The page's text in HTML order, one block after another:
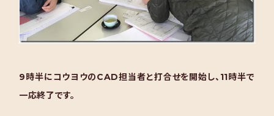
9時半にコウヨウのCAD担当者と打合せを開始し、11時半で
一応終了です。